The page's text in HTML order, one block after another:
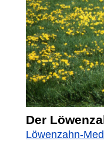
Der
Löwenzahn-